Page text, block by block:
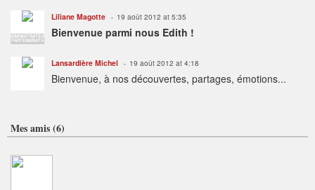
ADMINISTRATEUR
PARTENARIATS
Liliane Magotte 19 août 2012 at 5:35
Bienvenue parmi nous Edith !
Lansardière Michel 19 août 2012 at 4:18
Bienvenue, à nos découvertes, partages, émotions...
Mes amis (6)